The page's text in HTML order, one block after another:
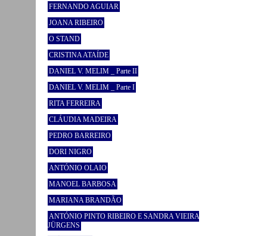
FERNANDO AGUIAR
JOANA RIBEIRO
O STAND
CRISTINA ATAÍDE
DANIEL V. MELIM _ Parte II
DANIEL V. MELIM _ Parte I
RITA FERREIRA
CLÁUDIA MADEIRA
PEDRO BARREIRO
DORI NIGRO
ANTÓNIO OLAIO
MANOEL BARBOSA
MARIANA BRANDÃO
ANTÓNIO PINTO RIBEIRO E SANDRA VIEIRA
JÜRGENS